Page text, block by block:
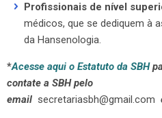
Profissionais de nível
médicos, que se dediquem à
da Hansenologia.
*Acesse aqui o Estatuto da SBH
contate a SBH pelo
email secretariasbh@gmail.com